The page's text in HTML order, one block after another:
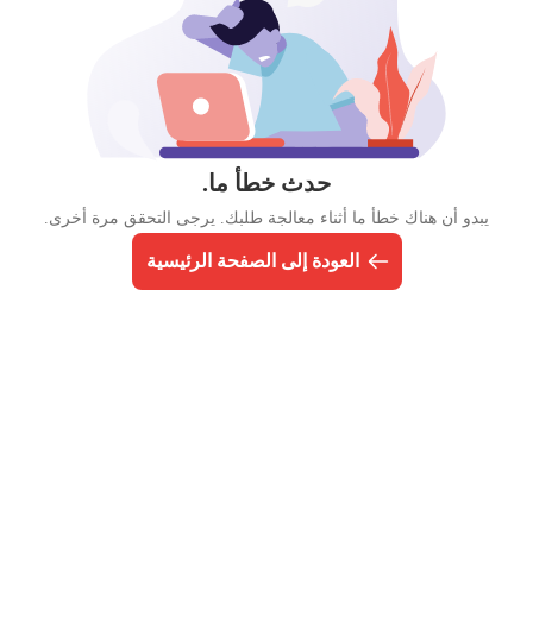
حدث خطأ ما.
يبدو أن هناك خطأ ما أثناء معالجة طلبك. يرجى التحقق مرة أخرى.
العودة إلى الصفحة الرئيسية